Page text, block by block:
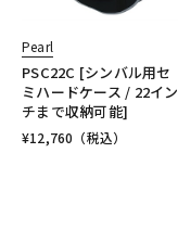
Pearl
PSC22C [シンバル用セ
ミハードケース / 22イン
チまで収納可能]
¥12,760 （税込）